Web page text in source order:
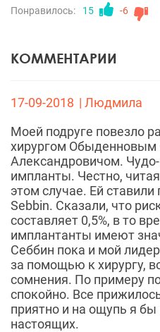
Понравилось: 15 -6
КОММЕНТАРИИ
17-09-2018 | Людмила
Моей подруге повезло
хирургом Обыденновым
Александровичом.
импланты. Честно,
этом случае. Ей
Sebbin. Сказали, что
составляет 0,5%, в то
имплантанты имеют
Себбин пока и мой
за помощью к хирургу,
сомнения. По примеру
спокойно. Все
приятно и на ощупь я бы
настоящих.